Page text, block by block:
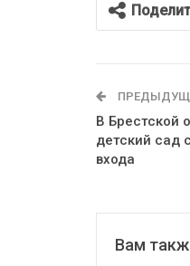
В Брестской
детский сад
входа
Вам